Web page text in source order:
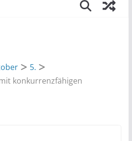
5.
konkurrenzfähigen